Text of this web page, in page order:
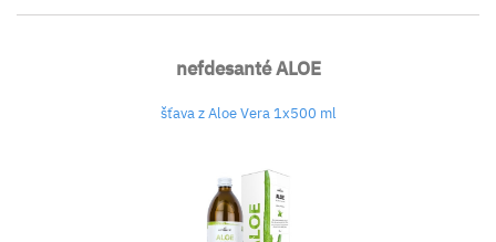
nefdesanté ALOE
šťava z Aloe Vera 1x500 ml